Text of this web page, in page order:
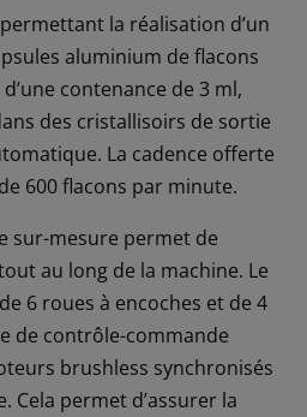
permettant la réalisation d’un
aluminium de flacons
contenance de 3 ml,
des cristallisoirs de sortie
La cadence offerte
600 flacons par minute.
sur-mesure permet de
au long de la machine. Le
6 roues à encoches et de 4
de contrôle-commande
brushless synchronisés
Cela permet d’assurer la